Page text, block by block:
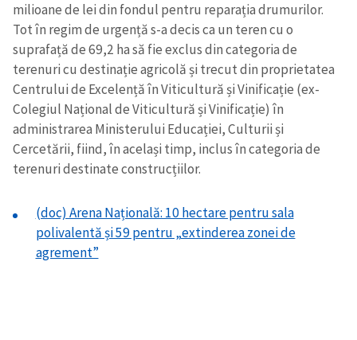
milioane de lei din fondul pentru reparația drumurilor.
Tot în regim de urgență s-a decis ca un teren cu o
suprafață de 69,2 ha să fie exclus din categoria de
terenuri cu destinație agricolă și trecut din proprietatea
Centrului de Excelență în Viticultură și Vinificație (ex-
Colegiul Național de Viticultură și Vinificație) în
administrarea Ministerului Educației, Culturii și
Cercetării, fiind, în același timp, inclus în categoria de
terenuri destinate construcțiilor.
(doc) Arena Națională: 10 hectare pentru sala
polivalentă și 59 pentru „extinderea zonei de
agrement”